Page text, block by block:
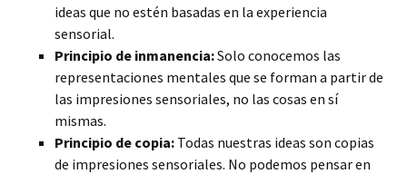
ideas que no estén basadas en la experiencia
sensorial.
Principio de inmanencia:Solo conocemos las
representaciones mentales que se forman a partir de
las impresiones sensoriales, no las cosas en sí
mismas.
Principio de copia: Todas nuestras ideas son copias
de impresiones sensoriales. No podemos pensar en